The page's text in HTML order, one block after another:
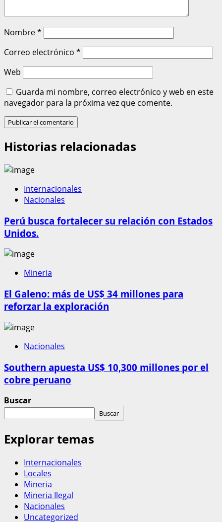
Nombre*
Correo electrónico *
Web
Guarda mi nombre, correo electrónico y web en este
navegador para la próxima vez que comente.
Historias relacionadas
Internacionales
Nacionales
Perú busca fortalecer su relación con Estados
Unidos.
Mineria
El Galeno: más de US$ 34 millones para
reforzar la exploración
Nacionales
Southern apuesta US$ 10,300 millones por el
cobre peruano
Buscar
Buscar
Explorar temas
Internacionales
Locales
Mineria
Mineria Ilegal
Nacionales
Uncategorized